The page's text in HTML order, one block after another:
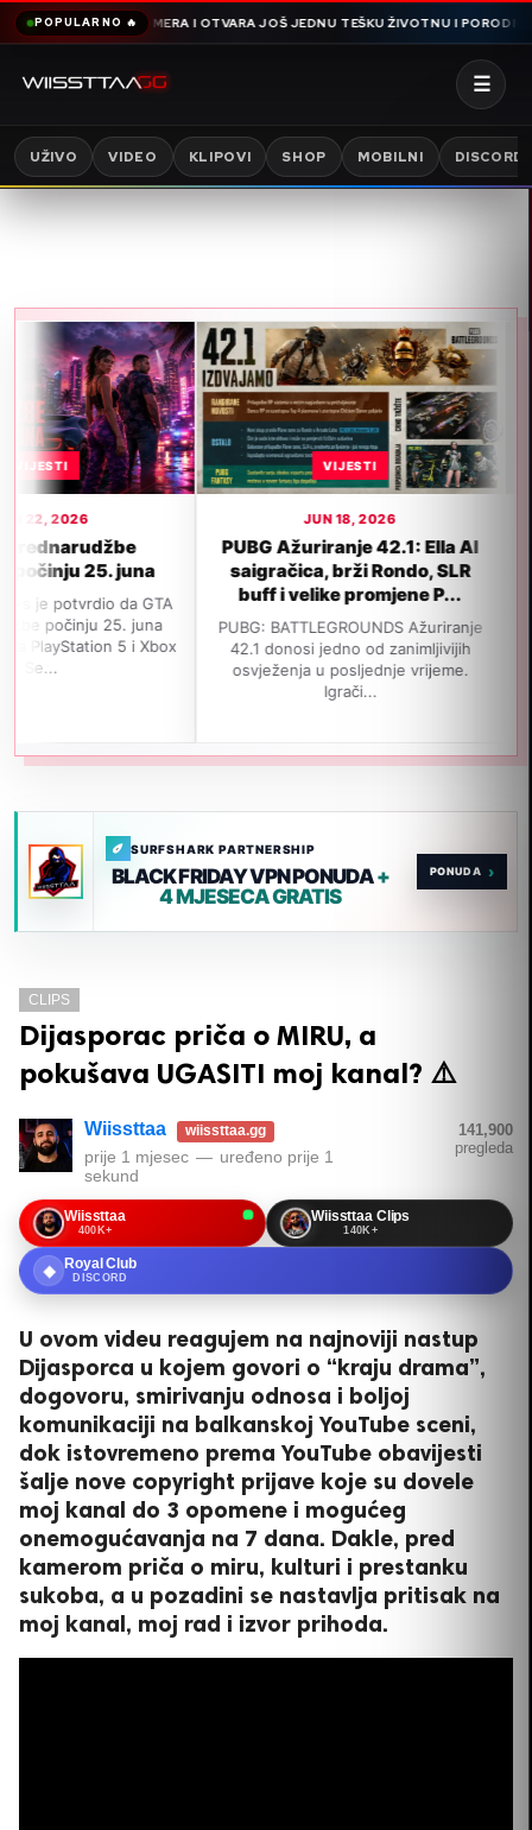
POPULARNO 🔥
SNIMA OMERA I OTVARA JOŠ JEDNU TEŠKU ŽIVOTNU I PORODIČNU
☰
UŽIVO VIDEO KLIPOVI SHOP MOBILNI DISCORD
juna
da GTA
25. juna
5 i Xbox
VIJESTI
JUN 18, 2026
PUBG Ažuriranje 42.1: Ella AI
saigračica, brži Rondo, SLR
buff i velike promjene P...
PUBG: BATTLEGROUNDS Ažuriranje
42.1 donosi jedno od zanimljivijih
osvježenja u posljednje vrijeme.
GTA 6
izlaska u
Navodno je
izađe 19.
jedan
SURFSHARK PARTNERSHIP
BLACK FRIDAY VPN PONUDA+
4 MJESECA GRATIS
›
CLIPS
Dijasporac priča o MIRU, a
pokušava UGASITI moj kanal? ⚠️
Wiissttaa wiissttaa.gg
prije 1 mjesec — uređeno prije 1
sekund
141,900
pregleda
Wiissttaa
400K+
Wiissttaa Clips
140K+
◆ Royal Club
DISCORD
U ovom videu reagujem na najnoviji nastup
Dijasporca u kojem govori o “kraju drama”,
dogovoru, smirivanju odnosa i boljoj
komunikaciji na balkanskoj YouTube sceni,
dok istovremeno prema YouTube obavijesti
šalje nove copyright prijave koje su dovele
moj kanal do 3 opomene i mogućeg
onemogućavanja na 7 dana. Dakle, pred
kamerom priča o miru, kulturi i prestanku
sukoba, a u pozadini se nastavlja pritisak na
moj kanal, moj rad i izvor prihoda.